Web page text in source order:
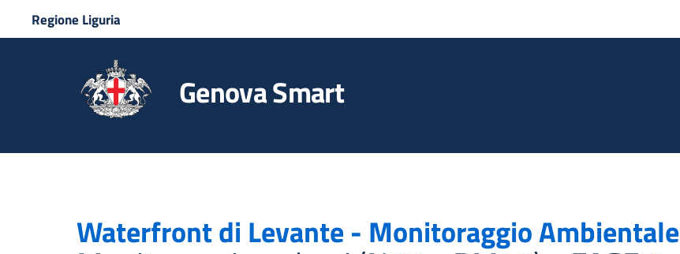
Regione Liguria
Genova Smart
Waterfront di Levante - Monitoraggio Ambientale